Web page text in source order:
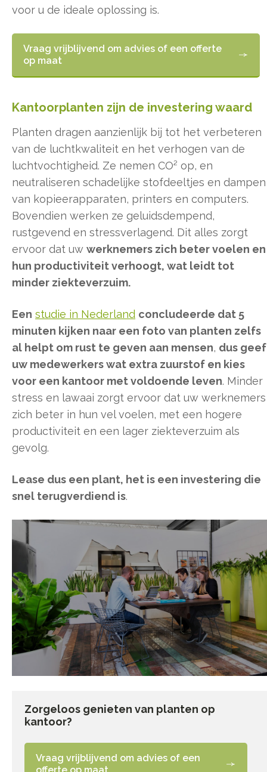
voor u de ideale oplossing is.
Vraag vrijblijvend om advies of een offerte
op maat
Kantoorplanten zijn de investering waard
Planten dragen aanzienlijk bij tot het verbeteren
van de luchtkwaliteit en het verhogen van de
luchtvochtigheid. Ze nemen CO² op, en
neutraliseren schadelijke stofdeeltjes en dampen
van kopieerapparaten, printers en computers.
Bovendien werken ze geluidsdempend,
rustgevend en stressverlagend. Dit alles zorgt
ervoor dat uw werknemers zich beter voelen en
hun productiviteit verhoogt, wat leidt tot
minder ziekteverzuim.
Een studie in Nederland concludeerde dat 5
minuten kijken naar een foto van planten zelfs
al helpt om rust te geven aan mensen, dus geef
uw medewerkers wat extra zuurstof en kies
voor een kantoor met voldoende leven. Minder
stress en lawaai zorgt ervoor dat uw werknemers
zich beter in hun vel voelen, met een hogere
productiviteit en een lager ziekteverzuim als
gevolg.
Lease dus een plant, het is een investering die
snel terugverdiend is.
Zorgeloos genieten van planten op
kantoor?
Vraag vrijblijvend om advies of een